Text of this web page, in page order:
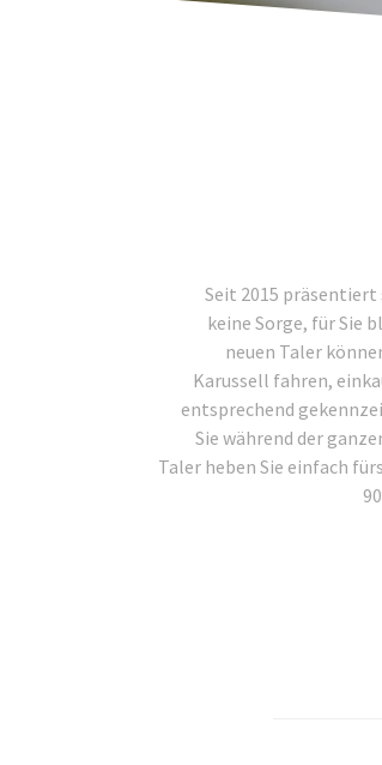
Seit 2015 präsentiert
keine Sorge, für Sie
neuen Taler
Karussell fahren,
entsprechend
Sie während der
Taler heben Sie einfach